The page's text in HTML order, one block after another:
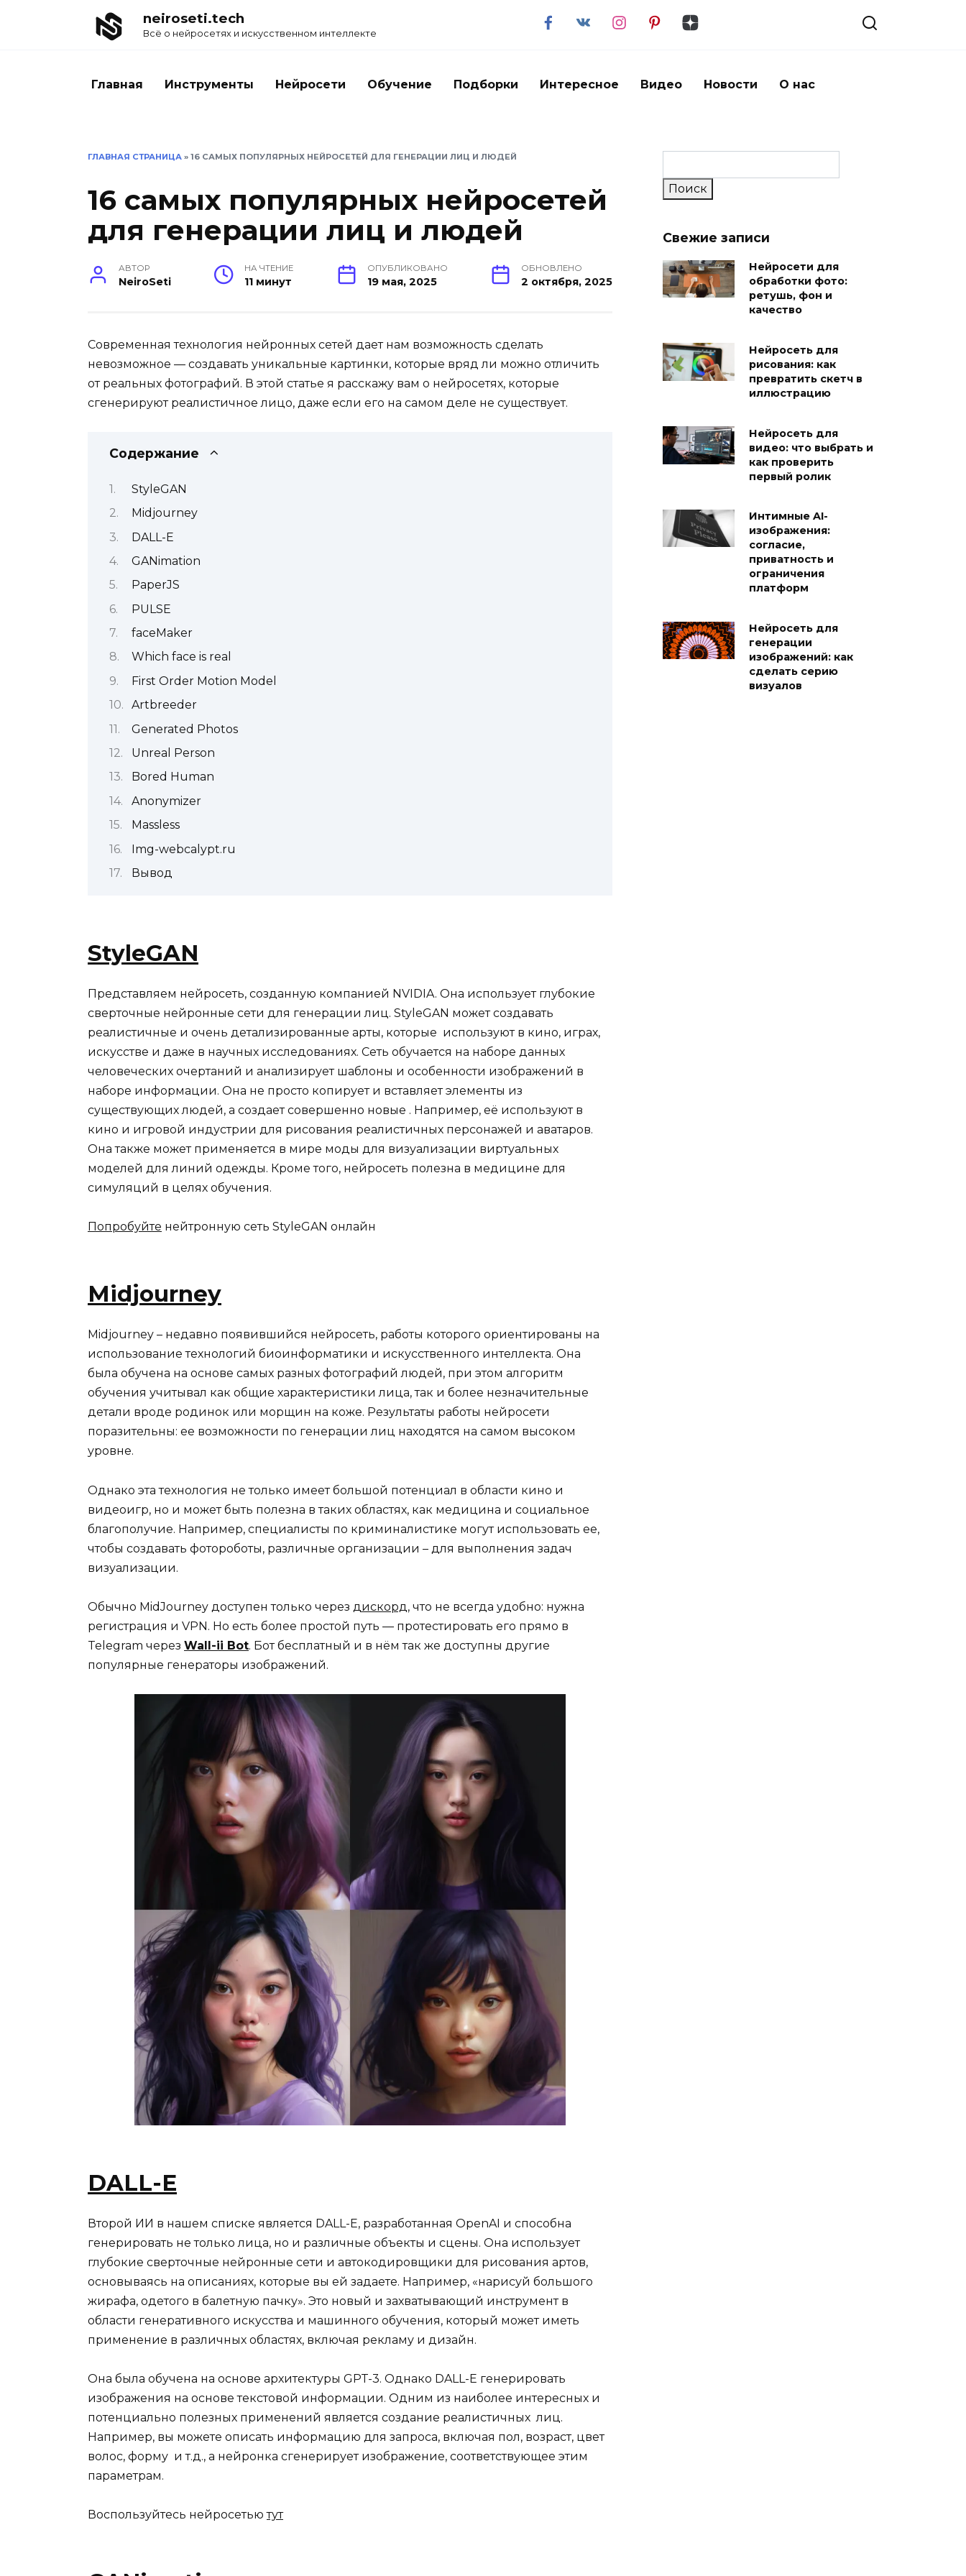
neiroseti.tech
Всё о нейросетях и искусственном интеллекте
Главная Инструменты Нейросети Обучение Подборки Интересное Видео Новости О нас
ГЛАВНАЯ СТРАНИЦА » 16 CАМЫХ ПОПУЛЯРНЫХ НЕЙРОСЕТЕЙ ДЛЯ ГЕНЕРАЦИИ ЛИЦ И ЛЮДЕЙ
16 cамых популярных нейросетей
для генерации лиц и людей
АВТОР
NeiroSeti
НА ЧТЕНИЕ
11 минут
ОПУБЛИКОВАНО
19 мая, 2025
ОБНОВЛЕНО
2 октября, 2025
Современная технология нейронных сетей дает нам возможность сделать
невозможное — создавать уникальные картинки, которые вряд ли можно отличить
от реальных фотографий. В этой статье я расскажу вам о нейросетях, которые
сгенерируют реалистичное лицо, даже если его на самом деле не существует.
Содержание
StyleGAN
Midjourney
DALL-E
GANimation
PaperJS
PULSE
faceMaker
Which face is real
First Order Motion Model
Artbreeder
Generated Photos
Unreal Person
Bored Human
Anonymizer
Massless
Img-webcalypt.ru
Вывод
StyleGAN
Представляем нейросеть, созданную компанией NVIDIA. Она использует глубокие
сверточные нейронные сети для генерации лиц. StyleGAN может создавать
реалистичные и очень детализированные арты, которые используют в кино, играх,
искусстве и даже в научных исследованиях. Сеть обучается на наборе данных
человеческих очертаний и анализирует шаблоны и особенности изображений в
наборе информации. Она не просто копирует и вставляет элементы из
существующих людей, а создает совершенно новые . Например, её используют в
кино и игровой индустрии для рисования реалистичных персонажей и аватаров.
Она также может применяется в мире моды для визуализации виртуальных
моделей для линий одежды. Кроме того, нейросеть полезна в медицине для
симуляций в целях обучения.
Попробуйте нейтронную сеть StyleGAN онлайн
Midjourney
Midjourney – недавно появившийся нейросеть, работы которого ориентированы на
использование технологий биоинформатики и искусственного интеллекта. Она
была обучена на основе самых разных фотографий людей, при этом алгоритм
обучения учитывал как общие характеристики лица, так и более незначительные
детали вроде родинок или морщин на коже. Результаты работы нейросети
поразительны: ее возможности по генерации лиц находятся на самом высоком
уровне.
Однако эта технология не только имеет большой потенциал в области кино и
видеоигр, но и может быть полезна в таких областях, как медицина и социальное
благополучие. Например, специалисты по криминалистике могут использовать ее,
чтобы создавать фотороботы, различные организации – для выполнения задач
визуализации.
Обычно MidJourney доступен только через дискорд, что не всегда удобно: нужна
регистрация и VPN. Но есть более простой путь — протестировать его прямо в
Telegram через Wall-ii Bot. Бот бесплатный и в нём так же доступны другие
популярные генераторы изображений.
DALL-E
Второй ИИ в нашем списке является DALL-E, разработанная OpenAI и способна
генерировать не только лица, но и различные объекты и сцены. Она использует
глубокие сверточные нейронные сети и автокодировщики для рисования артов,
основываясь на описаниях, которые вы ей задаете. Например, «нарисуй большого
жирафа, одетого в балетную пачку». Это новый и захватывающий инструмент в
области генеративного искусства и машинного обучения, который может иметь
применение в различных областях, включая рекламу и дизайн.
Она была обучена на основе архитектуры GPT-3. Однако DALL-E генерировать
изображения на основе текстовой информации. Одним из наиболее интересных и
потенциально полезных применений является создание реалистичных лиц.
Например, вы можете описать информацию для запроса, включая пол, возраст, цвет
волос, форму и т.д., а нейронка сгенерирует изображение, соответствующее этим
параметрам.
Воспользуйтесь нейросетьютут
Поиск
Свежие записи
Нейросети для
обработки фото:
ретушь, фон и
качество
Нейросеть для
рисования: как
превратить скетч в
иллюстрацию
Нейросеть для
видео: что выбрать и
как проверить
первый ролик
Интимные AI-
изображения:
согласие,
приватность и
ограничения
платформ
Нейросеть для
генерации
изображений: как
сделать серию
визуалов